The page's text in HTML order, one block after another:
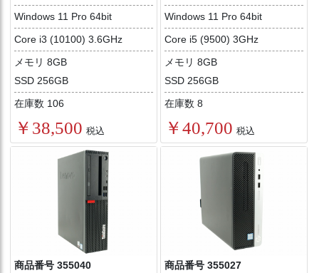
Windows 11 Pro 64bit
Core i3 (10100) 3.6GHz
メモリ 8GB
SSD 256GB
在庫数 106
￥38,500 税込
Windows 11 Pro 64bit
Core i5 (9500) 3GHz
メモリ 8GB
SSD 256GB
在庫数 8
￥40,700 税込
商品番号 355040 商品番号 355027